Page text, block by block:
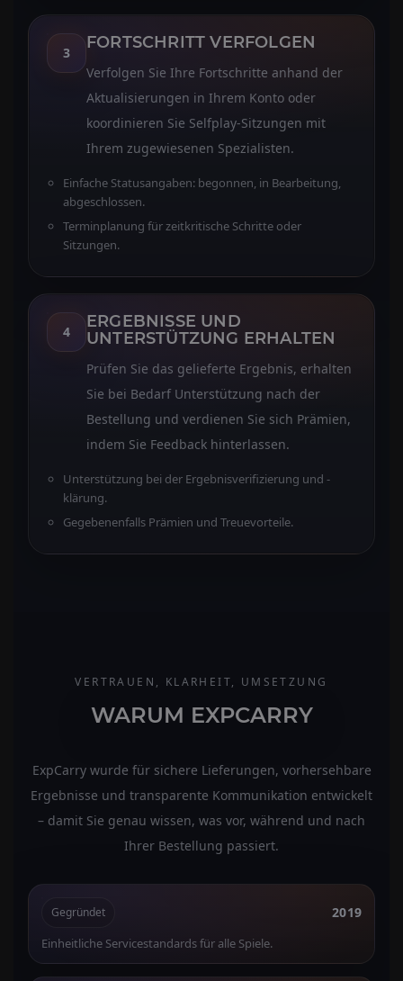
3
FORTSCHRITT VERFOLGEN
Verfolgen Sie Ihre Fortschritte anhand der
Aktualisierungen in Ihrem Konto oder
koordinieren Sie Selfplay-Sitzungen mit
Ihrem zugewiesenen Spezialisten.
Einfache Statusangaben: begonnen, in Bearbeitung,
abgeschlossen.
Terminplanung für zeitkritische Schritte oder
Sitzungen.
4
ERGEBNISSE UND
UNTERSTÜTZUNG ERHALTEN
Prüfen Sie das gelieferte Ergebnis, erhalten
Sie bei Bedarf Unterstützung nach der
Bestellung und verdienen Sie sich Prämien,
indem Sie Feedback hinterlassen.
Unterstützung bei der Ergebnisverifizierung und -
klärung.
Gegebenenfalls Prämien und Treuevorteile.
VERTRAUEN, KLARHEIT, UMSETZUNG
WARUM EXPCARRY
ExpCarry wurde für sichere Lieferungen, vorhersehbare
Ergebnisse und transparente Kommunikation entwickelt
– damit Sie genau wissen, was vor, während und nach
Ihrer Bestellung passiert.
Gegründet 2019
Einheitliche Servicestandards für alle Spiele.